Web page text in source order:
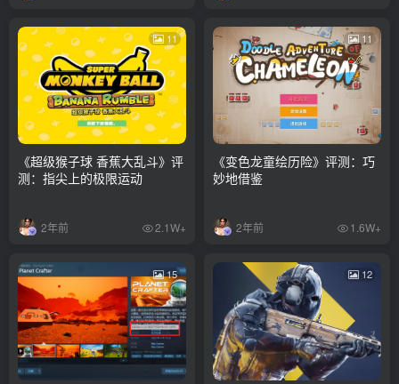
11
《超级猴子球 香蕉大乱斗》评
测：指尖上的极限运动
2年前 2.1W+
11
《变色龙童绘历险》评测：巧
妙地借鉴
2年前 1.6W+
15 12